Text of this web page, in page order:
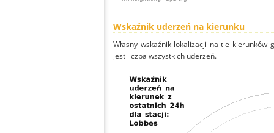
Wskaźnik uderzeń na kierunku
Własny wskaźnik lokalizacji na tle
jest liczba wszystkich uderzeń.